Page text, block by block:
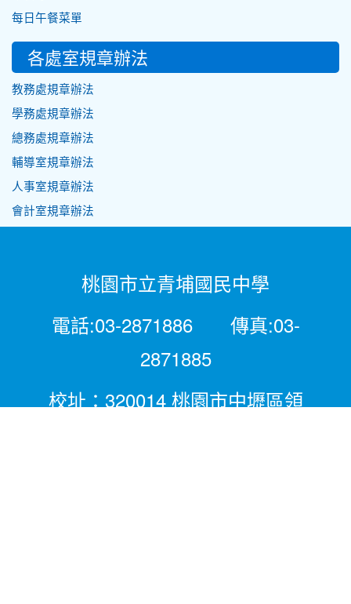
每日午餐菜單
各處室規章辦法
教務處規章辦法
學務處規章辦法
總務處規章辦法
輔導室規章辦法
人事室規章辦法
會計室規章辦法
桃園市立青埔國民中學
電話:03-2871886 傳真:03-
2871885
校址：320014 桃園市中壢區領